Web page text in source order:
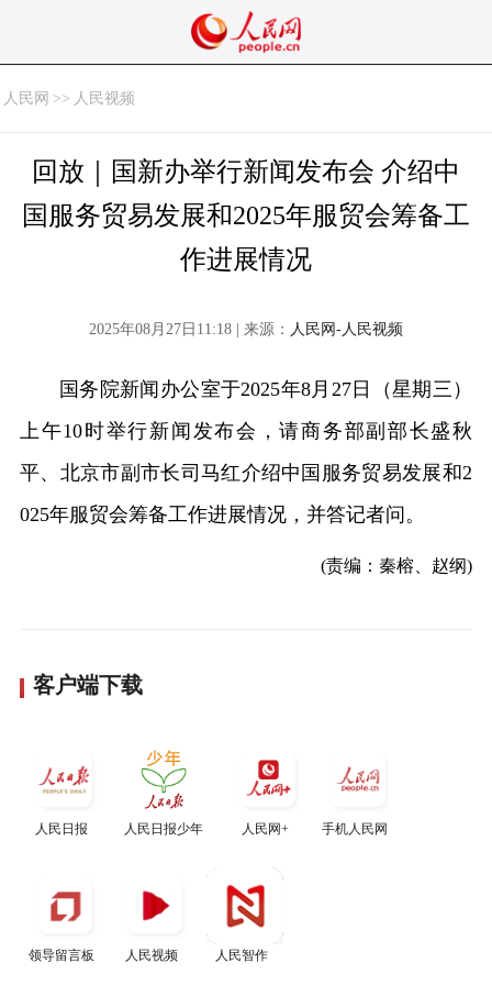
人民网 >> 人民视频
回放｜国新办举行新闻发布会 介绍中
国服务贸易发展和2025年服贸会筹备工
作进展情况
2025年08月27日11:18 | 来源： 人民网-人民视频
国务院新闻办公室于2025年8月27日（星期三）
上午10时举行新闻发布会，请商务部副部长盛秋
平、北京市副市长司马红介绍中国服务贸易发展和2
025年服贸会筹备工作进展情况，并答记者问。
(责编：秦榕、赵纲)
客户端下载
人民日报 人民日报少年 人民网+ 手机人民网
领导留言板 人民视频 人民智作